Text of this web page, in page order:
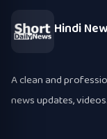
Hindi
A clean and
news updates, videos.